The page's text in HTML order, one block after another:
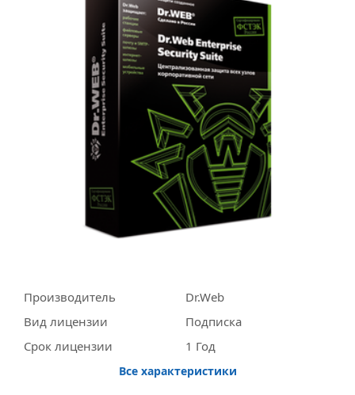
Производитель
Dr.Web
Вид лицензии
Подписка
Срок лицензии
1 Год
Все характеристики